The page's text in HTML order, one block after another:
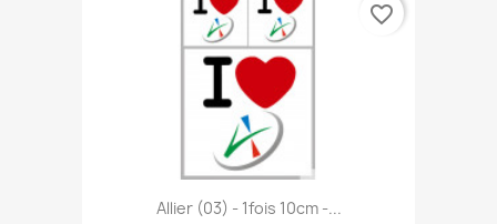
Allier (03) - 1fois 10cm -...
favorite_border